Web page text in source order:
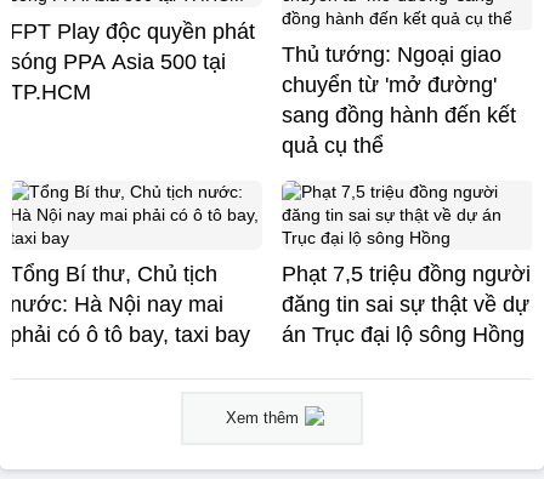
FPT Play độc quyền phát
sóng PPA Asia 500 tại
TP.HCM
Thủ tướng: Ngoại giao
chuyển từ 'mở đường'
sang đồng hành đến kết
quả cụ thể
Tổng Bí thư, Chủ tịch
nước: Hà Nội nay mai
phải có ô tô bay, taxi bay
Phạt 7,5 triệu đồng người
đăng tin sai sự thật về dự
án Trục đại lộ sông Hồng
Xem thêm